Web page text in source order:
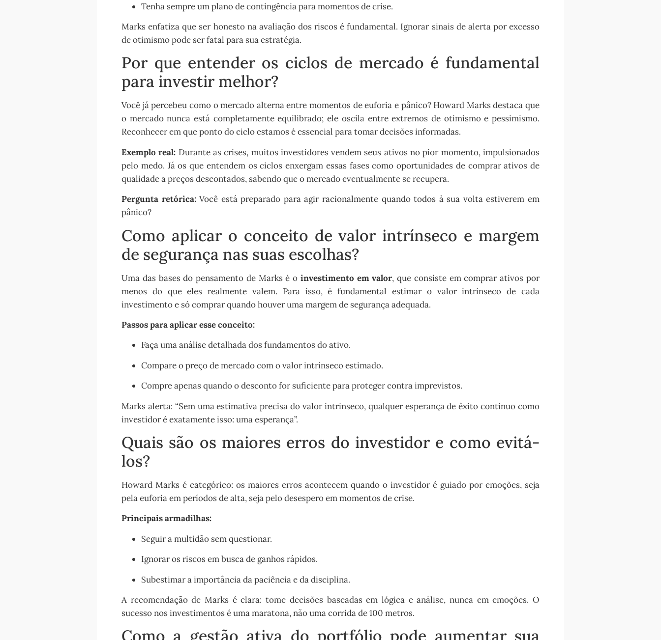
Tenha sempre um plano de contingência para momentos de crise.
Marks enfatiza que ser honesto na avaliação dos riscos é fundamental. Ignorar sinais de alerta por excesso
de otimismo pode ser fatal para sua estratégia.
Por que entender os ciclos de mercado é fundamental
para investir melhor?
Você já percebeu como o mercado alterna entre momentos de euforia e pânico? Howard Marks destaca que
o mercado nunca está completamente equilibrado; ele oscila entre extremos de otimismo e pessimismo.
Reconhecer em que ponto do ciclo estamos é essencial para tomar decisões informadas.
Exemplo real: Durante as crises, muitos investidores vendem seus ativos no pior momento, impulsionados
pelo medo. Já os que entendem os ciclos enxergam essas fases como oportunidades de comprar ativos de
qualidade a preços descontados, sabendo que o mercado eventualmente se recupera.
Pergunta retórica:Você está preparado para agir racionalmente quando todos à sua volta estiverem em
pânico?
Como aplicar o conceito de valor intrínseco e margem
de segurança nas suas escolhas?
Uma das bases do pensamento de Marks é o investimento em valor, que consiste em comprar ativos por
menos do que eles realmente valem. Para isso, é fundamental estimar o valor intrínseco de cada
investimento e só comprar quando houver uma margem de segurança adequada.
Passos para aplicar esse conceito:
Faça uma análise detalhada dos fundamentos do ativo.
Compare o preço de mercado com o valor intrínseco estimado.
Compre apenas quando o desconto for suficiente para proteger contra imprevistos.
Marks alerta: “Sem uma estimativa precisa do valor intrínseco, qualquer esperança de êxito contínuo como
investidor é exatamente isso: uma esperança”.
Quais são os maiores erros do investidor e como evitá-
los?
Howard Marks é categórico: os maiores erros acontecem quando o investidor é guiado por emoções, seja
pela euforia em períodos de alta, seja pelo desespero em momentos de crise.
Principais armadilhas:
Seguir a multidão sem questionar.
Ignorar os riscos em busca de ganhos rápidos.
Subestimar a importância da paciência e da disciplina.
A recomendação de Marks é clara: tome decisões baseadas em lógica e análise, nunca em emoções. O
sucesso nos investimentos é uma maratona, não uma corrida de 100 metros.